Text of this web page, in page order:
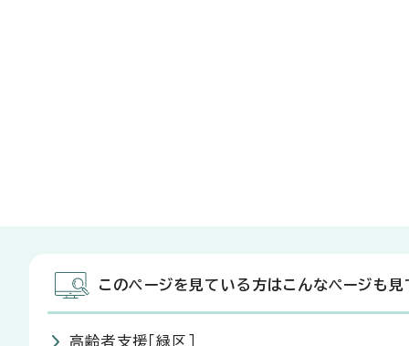
このページを見ている方はこんなページも見
高齢者支援［緑区］